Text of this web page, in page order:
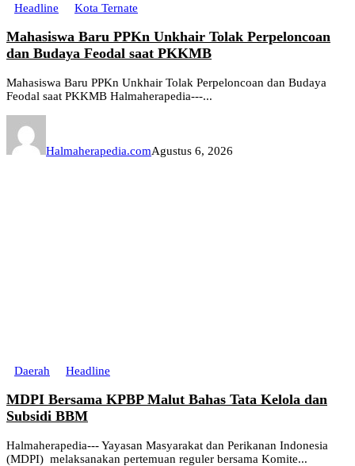
Headline Kota Ternate
Mahasiswa Baru PPKn Unkhair Tolak Perpeloncoan
dan Budaya Feodal saat PKKMB
Mahasiswa Baru PPKn Unkhair Tolak Perpeloncoan dan Budaya
Feodal saat PKKMB Halmaherapedia---...
Halmaherapedia.comAgustus 6, 2026
Daerah Headline
MDPI Bersama KPBP Malut Bahas Tata Kelola dan
Subsidi BBM
Halmaherapedia--- Yayasan Masyarakat dan Perikanan Indonesia
(MDPI) melaksanakan pertemuan reguler bersama Komite...